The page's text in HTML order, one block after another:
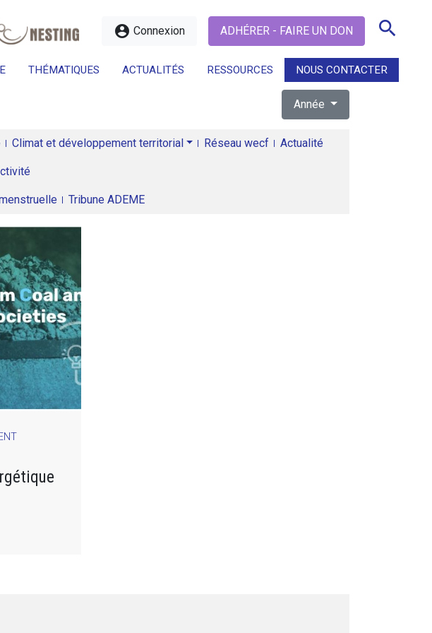
account_circle Connexion ADHÉRER - FAIRE UN DON search
THÉMATIQUES ACTUALITÉS RESSOURCES NOUS CONTACTER
search
Année
Climat et développement territorial Réseau wecf Actualité
Tribune ADEME